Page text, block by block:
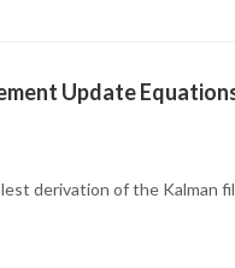
Update
derivation of the Kalman